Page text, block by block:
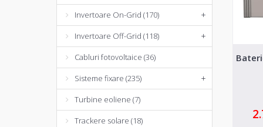
Invertoare On-Grid (170)
+
Invertoare Off-Grid (118) +
Cabluri fotovoltaice (36)
Sisteme fixare (235)
+
Turbine eoliene (7)
Trackere solare (18)